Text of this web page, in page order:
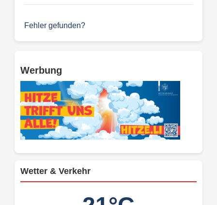
Fehler gefunden?
Werbung
Wetter & Verkehr